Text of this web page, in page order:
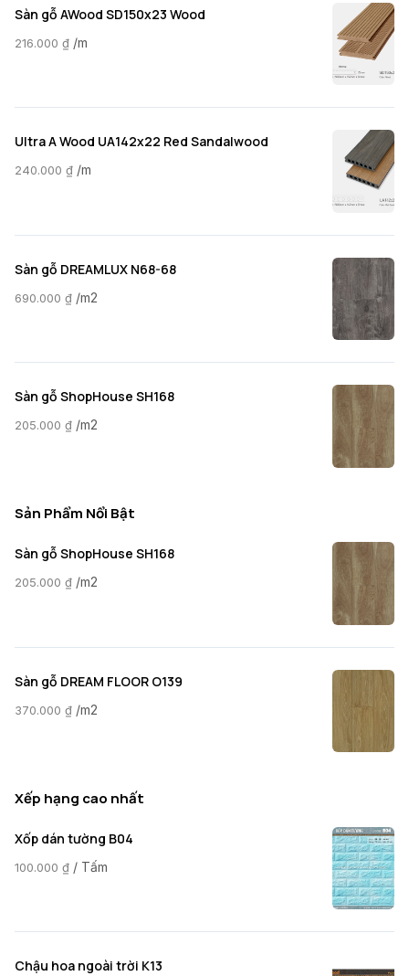
Sàn gỗ AWood SD150x23 Wood
216.000 ₫ /m
Ultra A Wood UA142x22 Red Sandalwood
240.000 ₫ /m
Sàn gỗ DREAMLUX N68-68
690.000 ₫ /m2
Sàn gỗ ShopHouse SH168
205.000 ₫ /m2
Sản Phẩm Nổi Bật
Sàn gỗ ShopHouse SH168
205.000 ₫ /m2
Sàn gỗ DREAM FLOOR O139
370.000 ₫ /m2
Xếp hạng cao nhất
Xốp dán tường B04
100.000 ₫ / Tấm
Chậu hoa ngoài trời K13